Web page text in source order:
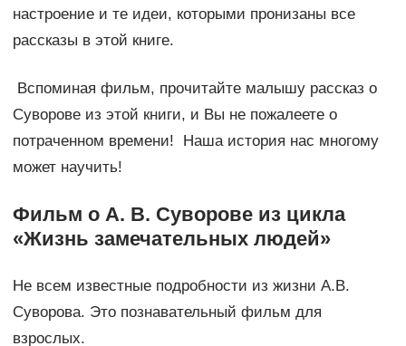
настроение и те идеи, которыми пронизаны все
рассказы в этой книге.
Вспоминая фильм, прочитайте малышу рассказ о
Суворове из этой книги, и Вы не пожалеете о
потраченном времени! Наша история нас многому
может научить!
Фильм о А. В. Суворове из цикла
«Жизнь замечательных людей»
Не всем известные подробности из жизни А.В.
Суворова. Это познавательный фильм для
взрослых.